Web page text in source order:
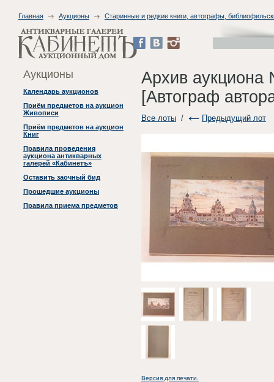
Главная Аукционы Старинные и редкие книги, автографы,
Аукционы
Календарь аукционов
Приём предметов на аукцион
Живописи
Приём предметов на аукцион
Книг
Правила проведения
аукциона антикварных
галерей «Кабинетъ»
Оставить заочный бид
Прошедшие аукционы
Правила приема предметов
Архив аукциона
[Автограф
Все лоты/ Предыдущий лот
Версия для печати.